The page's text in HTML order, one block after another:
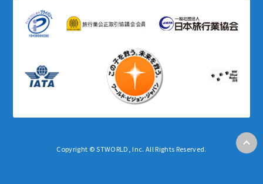
Copyright © STWORLD, Inc. All Rights Reserved.